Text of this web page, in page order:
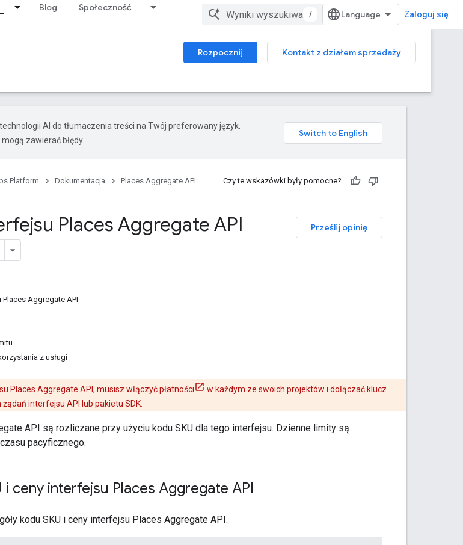
Blog Społeczność
/ Zaloguj się
Rozpocznij
Kontakt z działem sprzedaży
AI do tłumaczenia treści na Twój preferowany język.
zawierać błędy.
Platform Dokumentacja
Places Aggregate API
Czy te wskazówki były pomocne?
Prześlij opinię
Places Aggregate API
Places Aggregate API
z usługi
Places Aggregate API, musisz włączyć płatności w każdym ze swoich projektów i dołączać klucz
interfejsu API lub pakietu SDK.
API są rozliczane przy użyciu kodu SKU dla tego interfejsu. Dzienne limity są
pacyficznego.
i ceny interfejsu Places Aggregate API
kodu SKU i ceny interfejsu Places Aggregate API.